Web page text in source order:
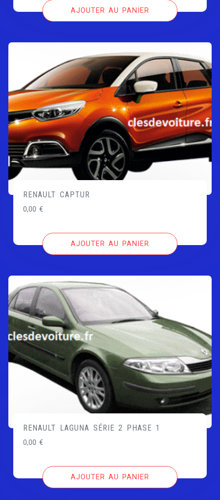
AJOUTER AU PANIER
RENAULT CAPTUR
0,00€
AJOUTER AU PANIER
RENAULT LAGUNA SÉRIE 2 PHASE 1
0,00€
AJOUTER AU PANIER